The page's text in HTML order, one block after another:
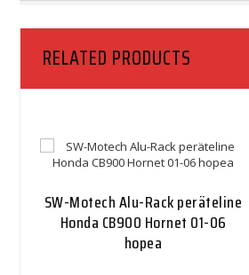
RELATED PRODUCTS
SW-Motech Alu-Rack peräteline
Honda CB900 Hornet 01-06
hopea